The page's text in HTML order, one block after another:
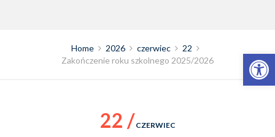
Otwórz pasek narzędzi
Home 2026 czerwiec
22
Zakończenie roku szkolnego 2025/2026
22 / CZERWIEC